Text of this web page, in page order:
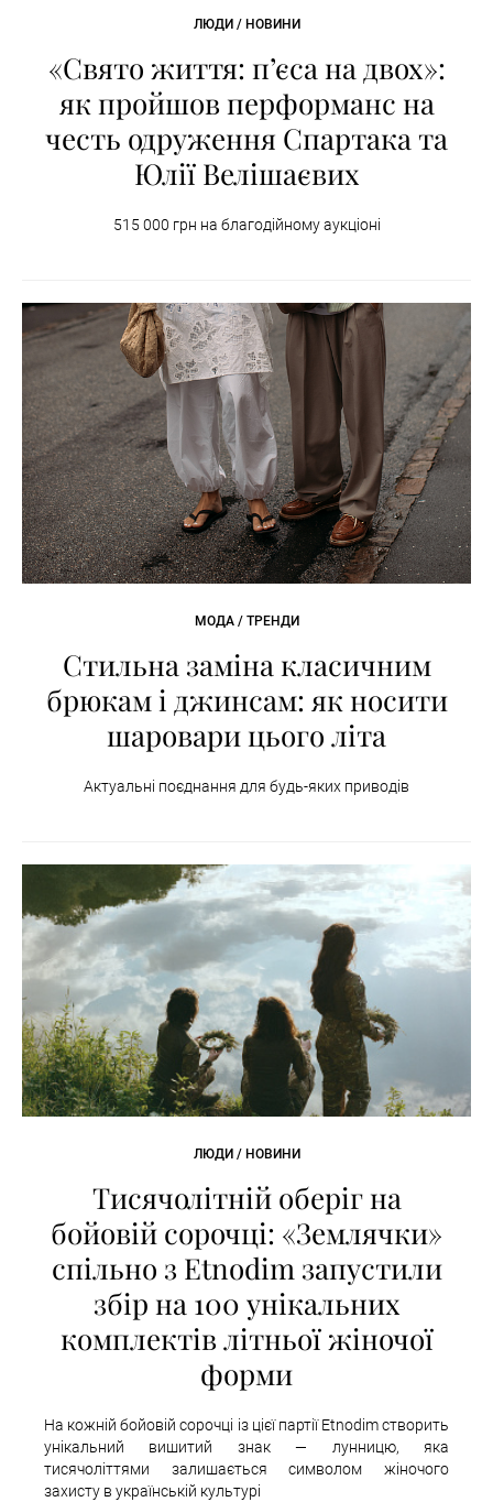
ЛЮДИ / НОВИНИ
«Свято життя: п’єса на двох»:
як пройшов перформанс на
честь одруження Спартака та
Юлії Велішаєвих
515 000 грн на благодійному аукціоні
МОДА / ТРЕНДИ
Стильна заміна класичним
брюкам і джинсам: як носити
шаровари цього літа
Актуальні поєднання для будь-яких приводів
ЛЮДИ / НОВИНИ
Тисячолітній оберіг на
бойовій сорочці: «Землячки»
спільно з Etnodim запустили
збір на 100 унікальних
комплектів літньої жіночої
форми
На кожній бойовій сорочці із цієї партії Etnodim створить
унікальний вишитий знак — лунницю, яка
тисячоліттями залишається символом жіночого
захисту в українській культурі